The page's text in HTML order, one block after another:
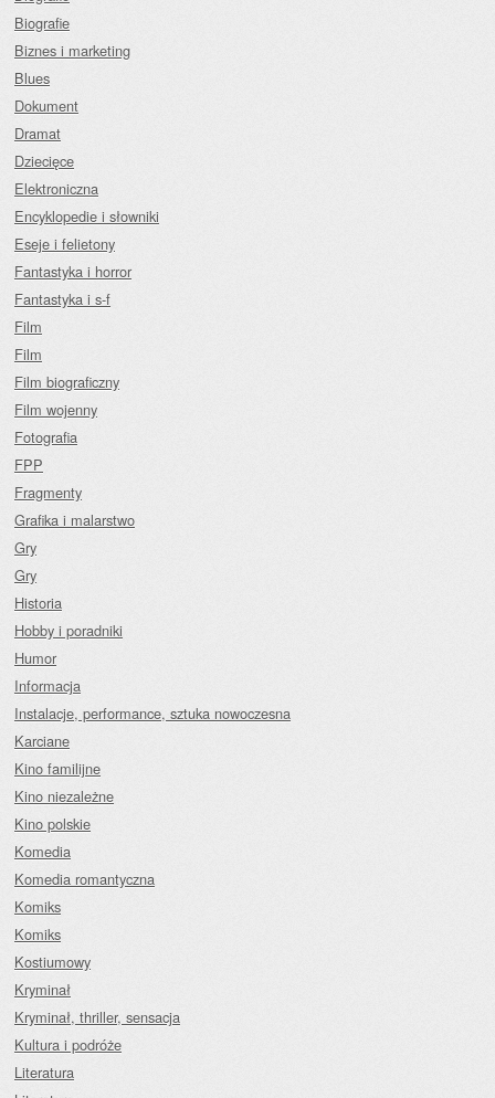
Biografie
Biznes i marketing
Blues
Dokument
Dramat
Dziecięce
Elektroniczna
Encyklopedie i słowniki
Eseje i felietony
Fantastyka i horror
Fantastyka i s-f
Film
Film
Film biograficzny
Film wojenny
Fotografia
FPP
Fragmenty
Grafika i malarstwo
Gry
Gry
Historia
Hobby i poradniki
Humor
Informacja
Instalacje, performance, sztuka nowoczesna
Karciane
Kino familijne
Kino niezależne
Kino polskie
Komedia
Komedia romantyczna
Komiks
Komiks
Kostiumowy
Kryminał
Kryminał, thriller, sensacja
Kultura i podróże
Literatura